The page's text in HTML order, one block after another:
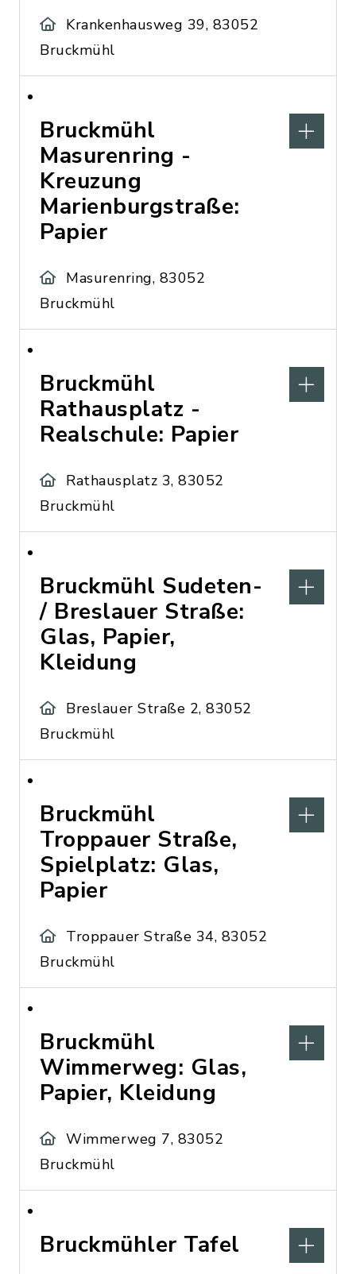
Krankenhausweg 39, 83052
Bruckmühl
Bruckmühl
Masurenring -
Kreuzung
Marienburgstraße:
Papier
Masurenring, 83052
Bruckmühl
Bruckmühl
Rathausplatz -
Realschule: Papier
Rathausplatz 3, 83052
Bruckmühl
Bruckmühl Sudeten-
/ Breslauer Straße:
Glas, Papier,
Kleidung
Breslauer Straße 2, 83052
Bruckmühl
Bruckmühl
Troppauer Straße,
Spielplatz: Glas,
Papier
Troppauer Straße 34, 83052
Bruckmühl
Bruckmühl
Wimmerweg: Glas,
Papier, Kleidung
Wimmerweg 7, 83052
Bruckmühl
Bruckmühler Tafel